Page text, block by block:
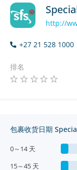
http://
+27 21 528 1000
排名
包裹收货日期
0～14 天
15～45 天